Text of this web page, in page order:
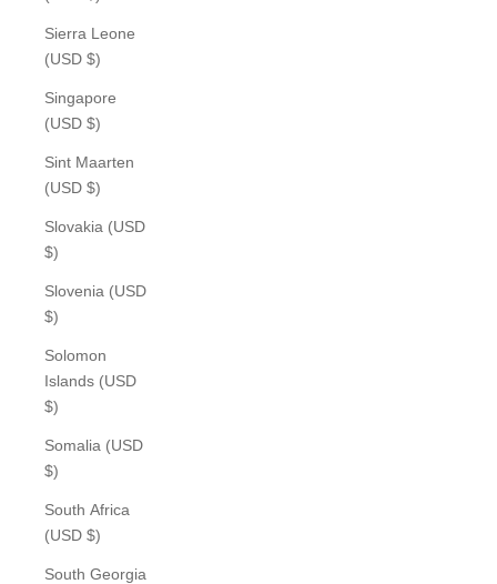
Sierra Leone
(USD $)
Singapore
(USD $)
Sint Maarten
(USD $)
Slovakia (USD
$)
Slovenia (USD
$)
Solomon
Islands (USD
$)
Somalia (USD
$)
South Africa
(USD $)
South Georgia